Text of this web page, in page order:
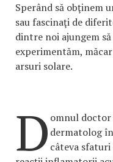
Sperând să obţinem
sau fascinaţi de
dintre noi ajungem
experimentăm,
arsuri solare.
D omnul doctor
dermatolog
câteva